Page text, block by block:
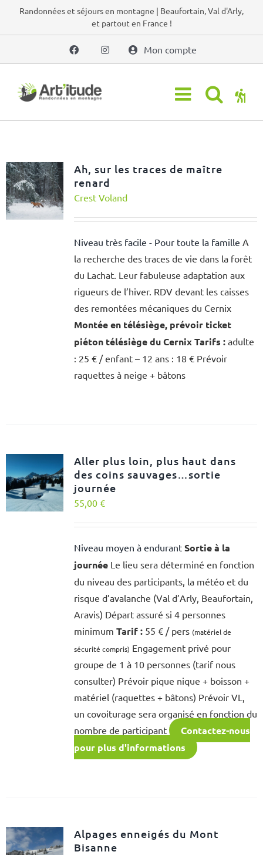
PasserRandonnées et séjours en montagne | Beaufortain, Val d'Arly,
et partout en France !
Mon compte
Ah, sur les traces de maître
renard
Crest Voland
Niveau très facile - Pour toute la famille A
la recherche des traces de vie dans la forêt
du Lachat. Leur fabuleuse adaptation aux
rigueurs de l’hiver. RDV devant les caisses
des remontées mécaniques du Cernix
Montée en télésiège, prévoir ticket
piéton télésiège du Cernix Tarifs :adulte
: 25 € / enfant – 12 ans : 18 € Prévoir
raquettes à neige + bâtons
Aller plus loin, plus haut dans
des coins sauvages…sortie
journée
55,00 €
Niveau moyen à endurant Sortie à la
journéeLe lieu sera déterminé en fonction
du niveau des participants, la météo et du
risque d’avalanche (Val d’Arly, Beaufortain,
Aravis) Départ assuré si 4 personnes
minimum Tarif :55 € / pers (matériel de
sécurité compris) Engagement privé pour
groupe de 1 à 10 personnes (tarif nous
consulter) Prévoir pique nique + boisson +
matériel (raquettes + bâtons) Prévoir VL,
un covoiturage sera organisé en fonction du
nombre de participant
Contactez-nous
pour plus d'informations
Alpages enneigés du Mont
Bisanne